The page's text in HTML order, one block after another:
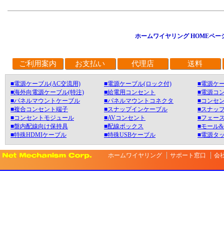
ホームワイヤリング HOMEペー
ご利用案内 お支払い 代理店 送料
■電源ケーブル(AC交流用) ■電源ケーブル(ロック付)
■電源ケ
■海外向電源ケーブル(特注)
■給電用コンセント
■電源コ
■パネルマウントケーブル
■パネルマウントコネクタ
■コンセ
■複合コンセント端子
■スナップインケーブル
■スナッ
■コンセントモジュール
■AVコンセント
■フェー
■盤内配線向け保持具
■配線ボックス
■モール
■特殊HDMIケーブル
■特殊USBケーブル ■電源タ
ホームワイヤリング サポート窓口 会